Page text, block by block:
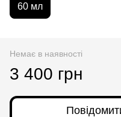
60 мл
Немає в наявності
3 400 грн